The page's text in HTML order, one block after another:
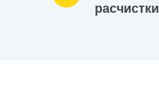
расчистки